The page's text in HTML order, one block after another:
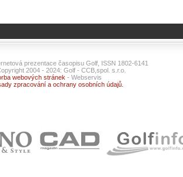
prezentace časopisu Golf, ISSN 1802-6141
2004 - 2024: Golf - CCB,spol. s.r.o.
webových stránek - Webservis
zpracování a ochrany osobních údajů.